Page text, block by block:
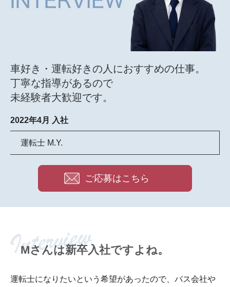
車好き・運転好きの人におすすめの仕事。
丁寧な指導があるので
未経験者大歓迎です。
2022年4月 入社
運転士 M.Y.
ご応募はこちら
Mさんは新卒入社ですよね。
運転士になりたいという希望があったので、バス会社や